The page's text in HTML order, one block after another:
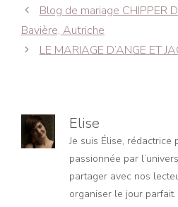
Navigation
des
articles
Blog de mariage CHIPPER
Bavière, Autriche
LE MARIAGE D’ANGE ET
Elise
Je suis Élise, rédactrice
passionnée par
partager avec nos
organiser le jour